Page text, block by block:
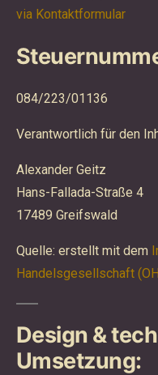
via Kontaktformular
084/223/01136
Verantwortlich für den
Alexander Geitz
Hans-Fallada-Straße 4
17489 Greifswald
Quelle: erstellt mit dem
Handelsgesellschaft
Design &
Umsetzung: